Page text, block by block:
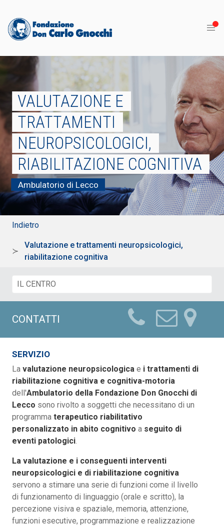
VALUTAZIONE E
TRATTAMENTI
NEUROPSICOLOGICI,
RIABILITAZIONE COGNITIVA
Ambulatorio di Lecco
Indietro
Valutazione e trattamenti neuropsicologici,
riabilitazione cognitiva
CONTATTI
SERVIZIO
La valutazione neuropsicologica e i trattamenti di
riabilitazione cognitiva e cognitiva-motoria
dell'Ambulatorio della Fondazione Don Gnocchi di
Lecco sono rivolto a soggetti che necessitano di un
programma terapeutico riabilitativo
personalizzato in abito cognitivo a seguito di
eventi patologici
La valutazione e i conseguenti interventi
neuropsicologici e di riabilitazione cognitiva
servono a stimare una serie di funzioni come il livello
di funzionamento di linguaggio (orale e scritto), la
percezione visiva e spaziale, memoria, attenzione,
funzioni esecutive, programmazione e realizzazione